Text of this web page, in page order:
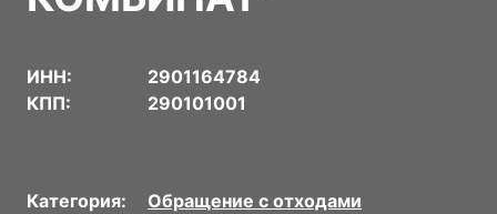
ИНН:
2901164784
КПП:
290101001
Категория:
Обращение с отходами